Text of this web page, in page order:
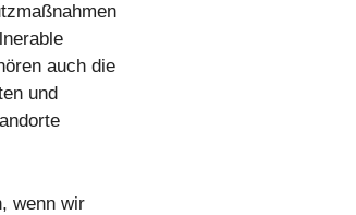
auch die
und
wenn wir